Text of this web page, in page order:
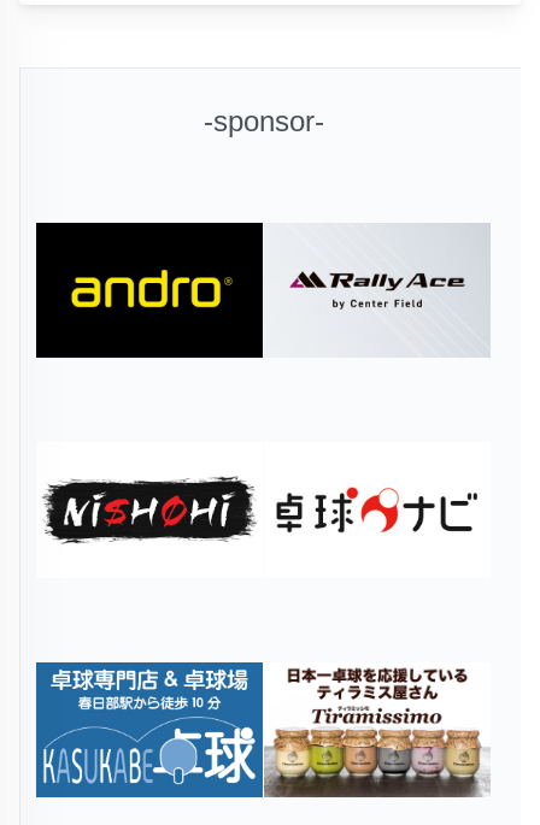
-sponsor-